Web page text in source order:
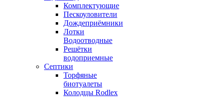
Комплектующие
Пескоуловители
Дождеприёмники
Лотки
Водоотводные
Решётки
водоприемные
Септики
Торфяные
биотуалеты
Колодцы Rodlex